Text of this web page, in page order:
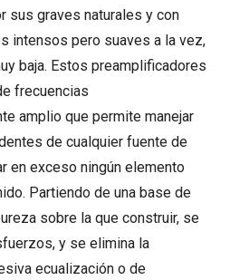
sus graves naturales y con
intensos pero suaves a la vez,
baja. Estos preamplificadores
frecuencias
amplio que permite manejar
de cualquier fuente de
en exceso ningún elemento
Partiendo de una base de
sobre la que construir, se
y se elimina la
ecualización o de